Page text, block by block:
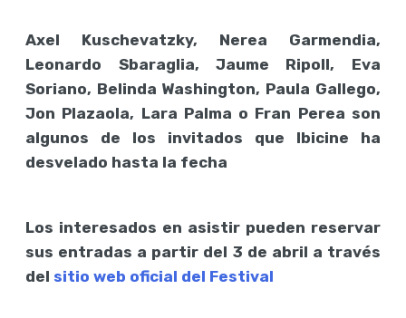
Axel Kuschevatzky, Nerea Garmendia,
Leonardo Sbaraglia, Jaume Ripoll, Eva
Soriano, Belinda Washington, Paula Gallego,
Jon Plazaola, Lara Palma o Fran Perea son
algunos de los invitados que Ibicine ha
desvelado hasta la fecha
Los interesados en asistir pueden reservar
sus entradas a partir del 3 de abril a través
del sitio web oficial del Festival